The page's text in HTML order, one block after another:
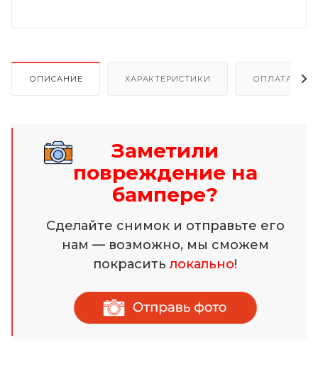
ОПИСАНИЕ ХАРАКТЕРИСТИКИ ОПЛАТА И
Заметили
повреждение на
бампере?
Сделайте снимок и отправьте его
нам — возможно, мы сможем
покраситьлокально!